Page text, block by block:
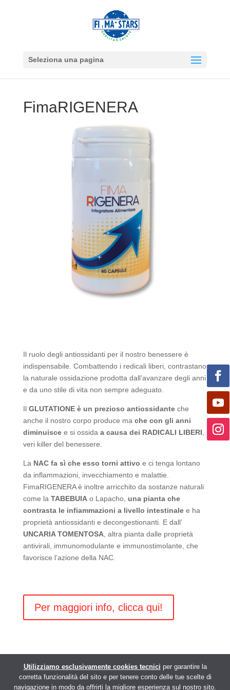
Seleziona una pagina
FimaRIGENERA
Il ruolo degli antiossidanti per il nostro benessere è
indispensabile. Combattendo i redicali liberi, contrastano
la naturale ossidazione prodotta dall’avanzare degli anni
e da uno stile di vita non sempre adeguato.
Il GLUTATIONE è un prezioso antiossidanteche
anche il nostro corpo produce ma che con gli anni
diminuiscee si ossida a causa dei RADICALI LIBERI,
veri killer del benessere.
La NAC fa sì che esso torni attivo e ci tenga lontano
da inflammazioni, invecchiamento e malattie.
FimaRIGENERA è inoltre arricchito da sostanze naturali
come la TABEBUIAo Lapacho, una pianta che
contrasta le infiammazioni a livello intestinalee ha
proprietà antiossidanti e decongestionanti. E dall’
UNCARIA TOMENTOSA, altra pianta dalle proprietà
antivirali, immunomodulante e immunostimolante, che
favorisce l’azione della NAC.
Per maggiori info, clicca qui!
Utilizziamo esclusivamente cookies tecnici per garantire la
corretta funzionalità del sito e per tenere conto delle tue scelte di
navigazione in modo da offrirti la migliore esperienza sul nostro sito.